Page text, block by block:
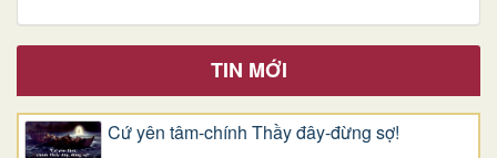
TIN MỚI
Cứ yên tâm-chính Thầy đây-đừng sợ!